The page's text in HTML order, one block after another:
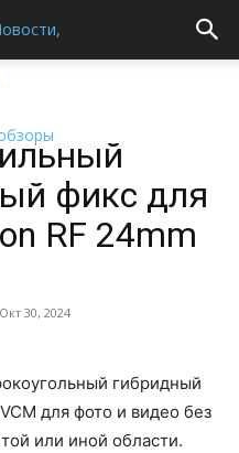
фикс для
RF 24mm
Окт 30, 2024
гибридный
для фото и видео без
или иной области.